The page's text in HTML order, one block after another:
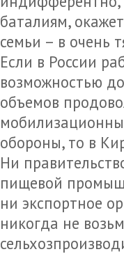
баталиям,
семьи – в очень
Если в России
возможностью
объемов
обороны, то в
Ни
пищевой
ни экспортное
никогда не